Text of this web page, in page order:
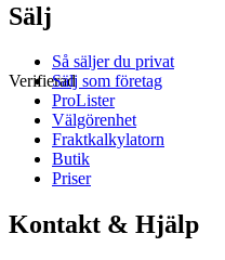
Verifierad
Sälj
Så säljer du privat
Sälj som företag
ProLister
Välgörenhet
Fraktkalkylatorn
Butik
Priser
Kontakt & Hjälp